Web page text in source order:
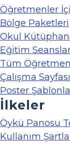
Öğretmenler
Bölge Paketleri
Okul
Eğitim
Tüm
Çalışma
Poster
İlkeler
Öykü Panosu
Kullanım